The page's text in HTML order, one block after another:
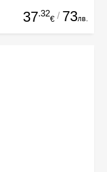
37.32
€ / 73лв.